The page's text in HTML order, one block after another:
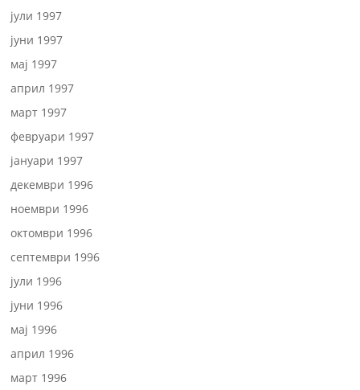
јули 1997
јуни 1997
мај 1997
април 1997
март 1997
февруари 1997
јануари 1997
декември 1996
ноември 1996
октомври 1996
септември 1996
јули 1996
јуни 1996
мај 1996
април 1996
март 1996